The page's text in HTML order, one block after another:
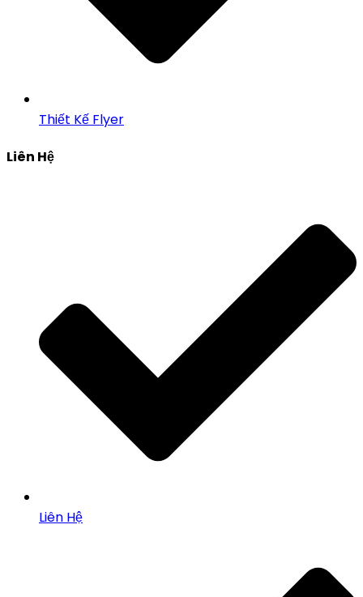
Thiết Kế Flyer
Liên Hệ
Liên Hệ